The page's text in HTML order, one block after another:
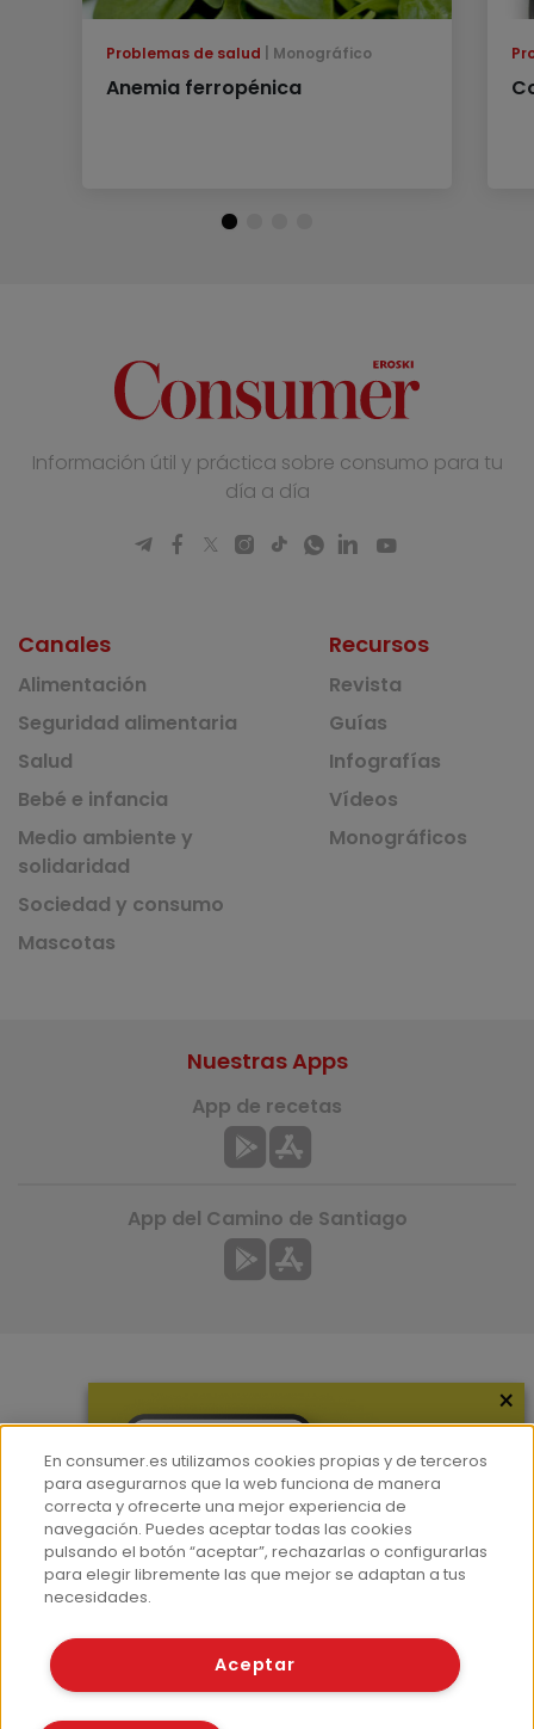
Problemas de salud Monográfico
Anemia ferropénica
Información útil y práctica sobre consumo para tu
día a día
Canales
Alimentación
Seguridad alimentaria
Salud
Bebé e infancia
Medio ambiente y
solidaridad
Sociedad y consumo
Mascotas
Recursos
Revista
Guías
Infografías
Vídeos
Monográficos
Hemeroteca
Contacto
Prensa
Corpus Lingüístico Consumer
Nuestras Apps
App de recetas
App del Camino de Santiago
© Fundación EROSKI
Políticas de cookies
×
En consumer.es utilizamos cookies propias y de terceros
para asegurarnos que la web funciona de manera
correcta y ofrecerte una mejor experiencia de
navegación. Puedes aceptar todas las cookies
pulsando el botón “aceptar”, rechazarlas o configurarlas
para elegir libremente las que mejor se adaptan a tus
necesidades.
Aceptar